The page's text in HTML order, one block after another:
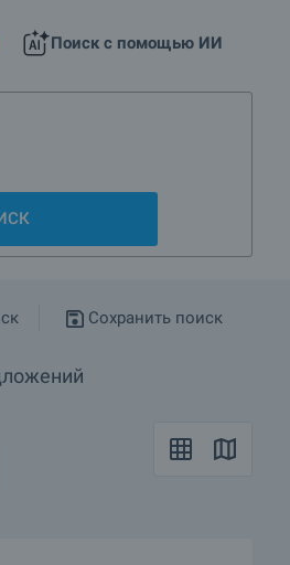
Поиск с помощью ИИ
Сохранить поиск